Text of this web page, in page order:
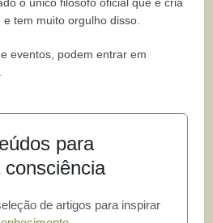
tem muito orgulho disso.
eventos, podem entrar em
para
de artigos para inspirar